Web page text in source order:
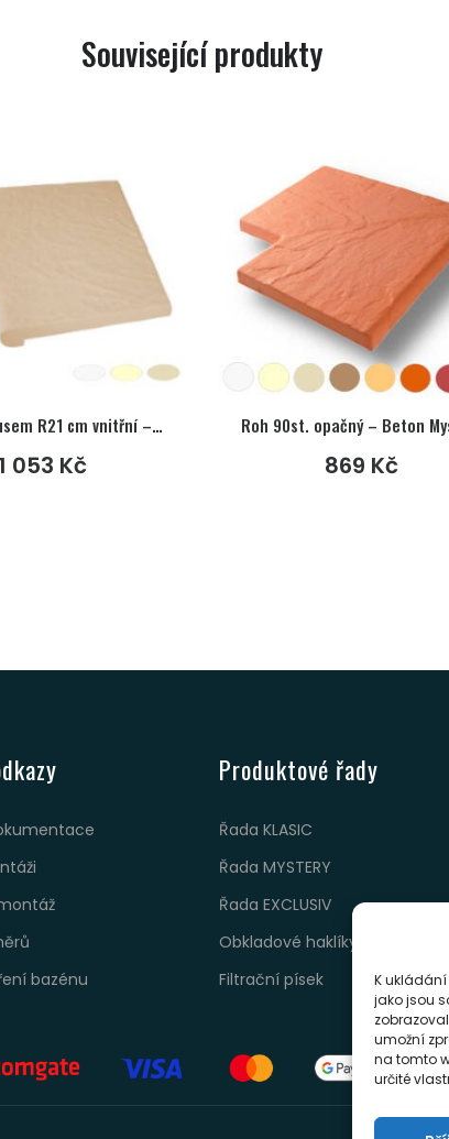
K
jako jsou
umožní
na tomto
určité
Související produkty
Roh s rádiusem R21 cm vnitřní – Beton Exclusive
1 053 Kč
Roh 90st. opačný – Beton
869 Kč
bazénu
Produktové řady
Řada KLASIC
Řada MYSTERY
Řada EXCLUSIV
Obkladové haklíky
Filtrační písek